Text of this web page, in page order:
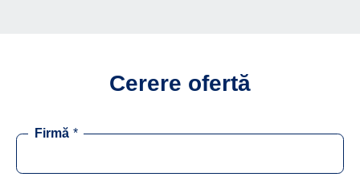
Cerere ofertă
Firmă *